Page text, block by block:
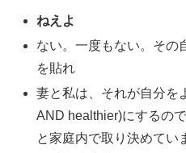
ねえよ
ない。一度もない。その
を貼れ
妻と私は、それが自分を
AND healthier)にするの
と家庭内で取り決めてい